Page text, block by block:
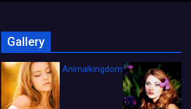
Gallery
Animalkingdom_FichaCine